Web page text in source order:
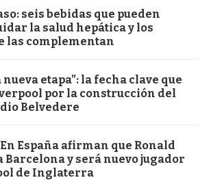
seis bebidas que pueden
la salud hepática y los
las complementan
etapa”: la fecha clave que
por la construcción del
Belvedere
En España afirman que Ronald
Barcelona y será nuevo jugador
de Inglaterra